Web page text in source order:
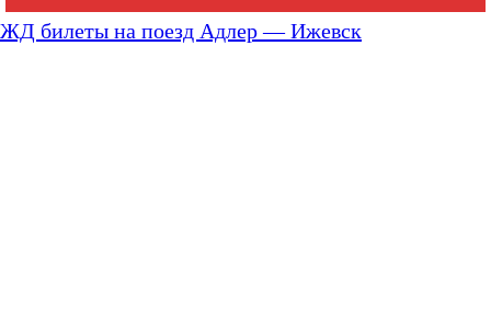
ЖД билеты на поезд Адлер — Ижевск